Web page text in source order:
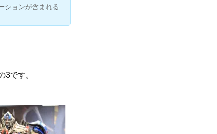
ションが含まれる
3です。